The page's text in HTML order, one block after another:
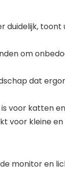
om
dat
voor katten
voor kleine
monitor en